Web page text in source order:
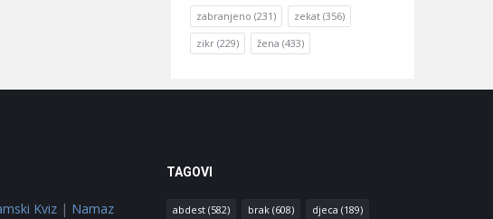
zabranjeno (231) zekat (356)
zikr (229) žena (433)
Kviz | Namaz
TAGOVI
abdest(582) brak(608) djeca (189)